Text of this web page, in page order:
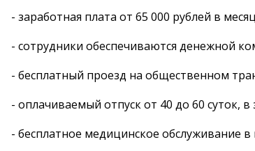
- заработная плата от 65 000 рублей в
- сотрудники обеспечиваются денежной
- бесплатный проезд на общественном
- оплачиваемый отпуск от 40 до 60 суток,
- бесплатное медицинское обслуживание